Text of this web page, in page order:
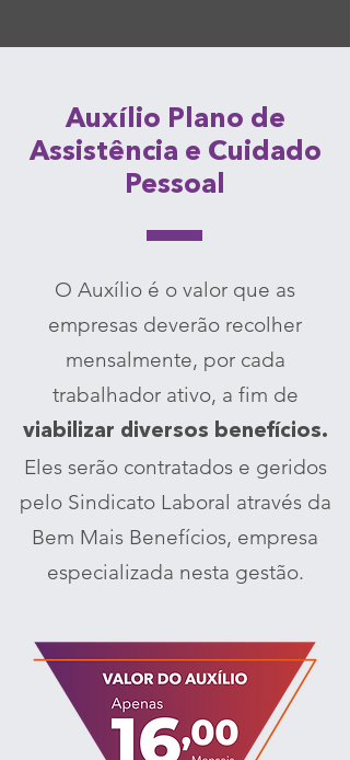
Auxílio Plano de
Assistência e Cuidado
Pessoal
O Auxílio é o valor que as
empresas deverão recolher
mensalmente, por cada
trabalhador ativo, a fim de
viabilizar diversos benefícios.
Eles serão contratados e geridos
pelo Sindicato Laboral através da
Bem Mais Benefícios, empresa
especializada nesta gestão.